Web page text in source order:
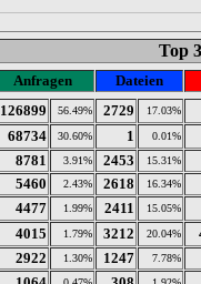
Top
Anfragen
Dateien
126899 56.49% 2729 17.03%
68734 30.60% 1 0.01%
8781 3.91% 2453 15.31%
5460 2.43% 2618 16.34%
4477 1.99% 2411 15.05%
4015 1.79% 3212 20.04%
2922 1.30% 1247 7.78%